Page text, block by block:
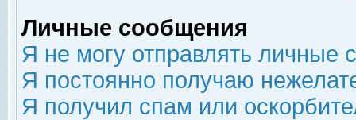
Личные сообщения
Я не могу отправлять личные
Я постоянно получаю
Я получил спам или